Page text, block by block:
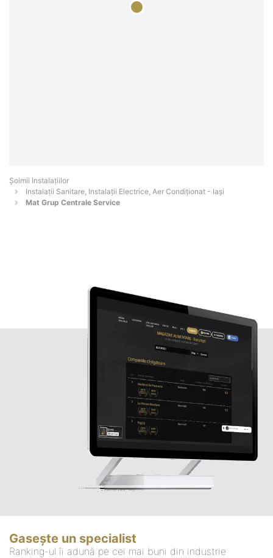
Şoimii Instalaţiilor
Instalații Sanitare, Instalații Electrice, Aer Condiționat - Iaşi
Mat Grup Centrale Service
Gasește un specialist
Ranking-ul îi adună pe cei mai buni din industrie